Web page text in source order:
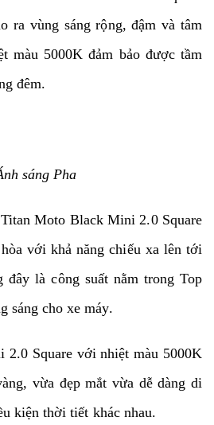
ra vùng sáng rộng, đậm và tâm
màu 5000K đảm bảo được tầm
đêm.
sáng Pha
Moto Black Mini 2.0 Square
với khả năng chiếu xa lên tới
đây là công suất nằm trong Top
sáng cho xe máy.
Square với nhiệt màu 5000K
vừa đẹp mắt vừa dễ dàng di
kiện thời tiết khác nhau.